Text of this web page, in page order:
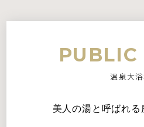
PUBLIC
温泉大
美人の湯と呼ばれる